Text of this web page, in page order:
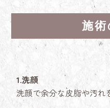
施術
1.洗顔
洗顔で余分な皮脂や汚れ